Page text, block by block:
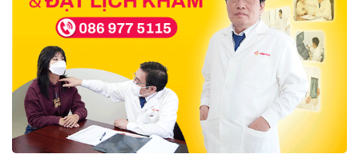
Bệnh Nhân lên hàng đầu!